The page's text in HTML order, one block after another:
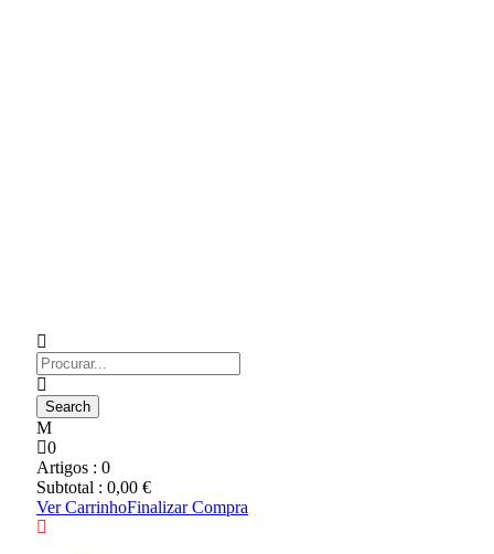
0
Artigos : 0
Subtotal : 0,00 €
Ver CarrinhoFinalizar Compra